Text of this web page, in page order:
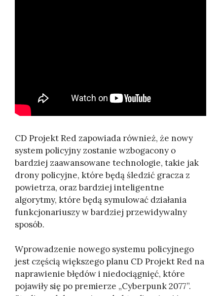
CD Projekt Red zapowiada również, że nowy
system policyjny zostanie wzbogacony o
bardziej zaawansowane technologie, takie jak
drony policyjne, które będą śledzić gracza z
powietrza, oraz bardziej inteligentne
algorytmy, które będą symulować działania
funkcjonariuszy w bardziej przewidywalny
sposób.
Wprowadzenie nowego systemu policyjnego
jest częścią większego planu CD Projekt Red na
naprawienie błędów i niedociągnięć, które
pojawiły się po premierze „Cyberpunk 2077”.